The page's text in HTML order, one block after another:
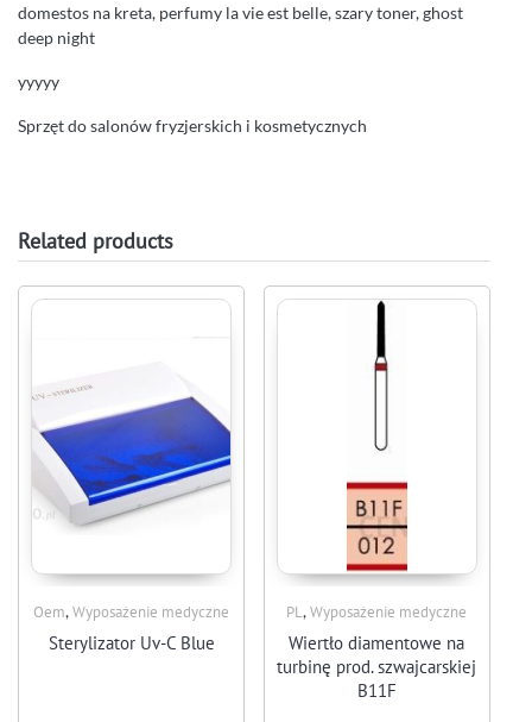
domestos na kreta, perfumy la vie est belle, szary toner, ghost
deep night
yyyyy
Sprzęt do salonów fryzjerskich i kosmetycznych
Related products
Oem,Wyposażenie medyczne
Sterylizator Uv-C Blue
PL,Wyposażenie medyczne
Wiertło diamentowe na
turbinę prod. szwajcarskiej
B11F